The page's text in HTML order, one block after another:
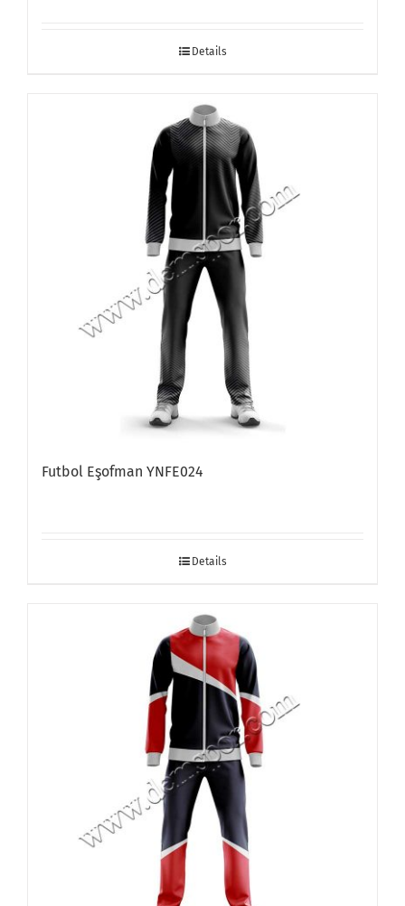
Details
Futbol Eşofman YNFE024
Details